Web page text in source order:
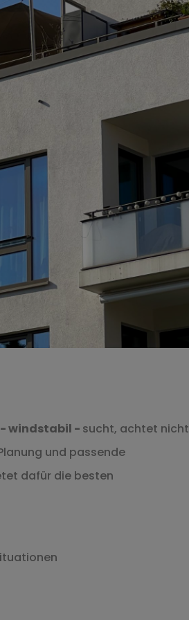
- windstabil - sucht, achtet nicht
und passende
dafür die besten